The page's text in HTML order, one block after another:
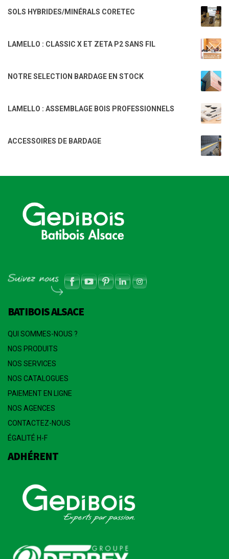
SOLS HYBRIDES/MINÉRALS CORETEC
LAMELLO : CLASSIC X ET ZETA P2 SANS FIL
NOTRE SELECTION BARDAGE EN STOCK
LAMELLO : ASSEMBLAGE BOIS PROFESSIONNELS
ACCESSOIRES DE BARDAGE
BATIBOIS ALSACE
QUI SOMMES-NOUS ?
NOS PRODUITS
NOS SERVICES
NOS CATALOGUES
PAIEMENT EN LIGNE
NOS AGENCES
CONTACTEZ-NOUS
ÉGALITÉ H-F
ADHÉRENT